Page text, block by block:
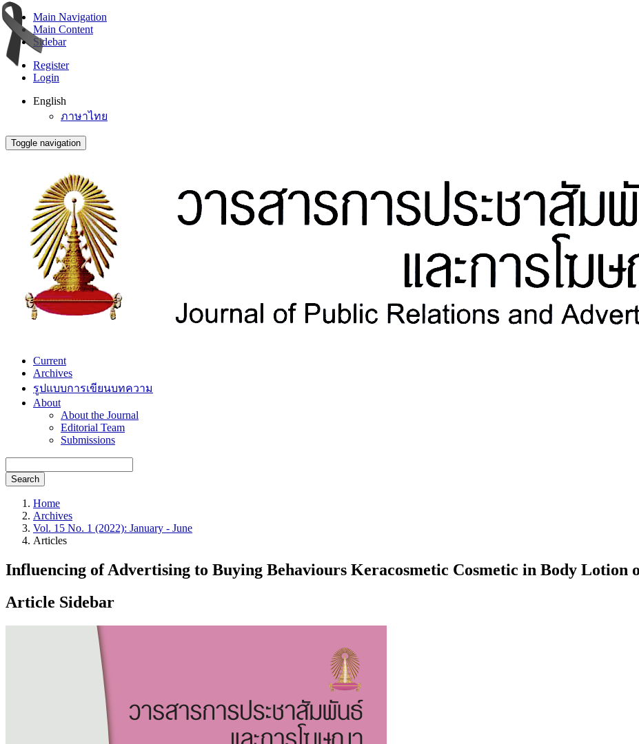
Main Navigation
Main Content
Sidebar
Register
Login
English
ภาษาไทย
Toggle navigation
Current
Archives
รูปแบบการเขียนบทความ
About
About the Journal
Editorial Team
Submissions
Search
Home
Archives
Vol. 15 No. 1 (2022): January - June
Articles
Influencing of Advertising to Buying Behaviours Keracosmetic Cosmetic in Body Lotion
Article Sidebar